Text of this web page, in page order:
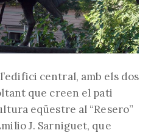
central, amb els dos
que creen el pati
eqüestre al “Resero”
J. Sarniguet, que